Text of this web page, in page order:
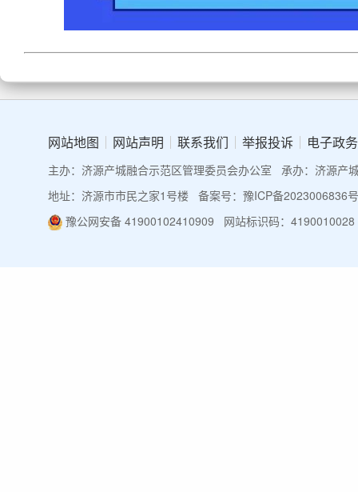
网站地图 网站声明 联系我们 举报投诉 电子政
主办：济源产城融合示范区管理委员会办公室
承办：济源产
地址：济源市市民之家1号楼 备案号：豫ICP备2023006836
豫公网安备 41900102410909
网站标识码：4190010028